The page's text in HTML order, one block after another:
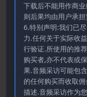
下载后不能用作商
则后果均由用户承
6.特别声明:我们已
力.任何关于实际收
行验证.所使用的推
购买者,亦不代表或
果.音频采访可能包
的任何购买而收取
描述.音频采访作为